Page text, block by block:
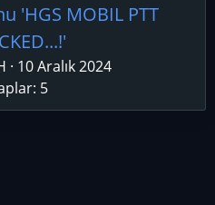
'HGS MOBIL PTT
10 Aralık 2024
5